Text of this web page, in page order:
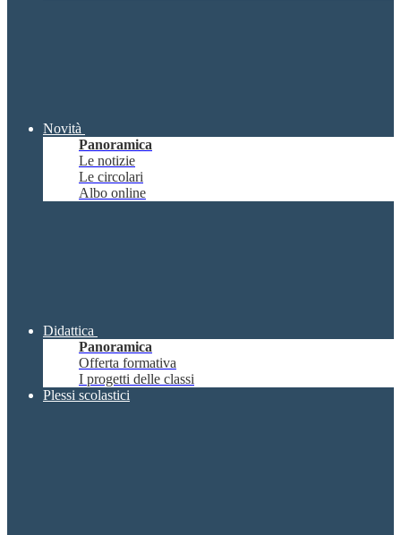
Novità
Panoramica
Le notizie
Le circolari
Albo online
Didattica
Panoramica
Offerta formativa
I progetti delle classi
Plessi scolastici